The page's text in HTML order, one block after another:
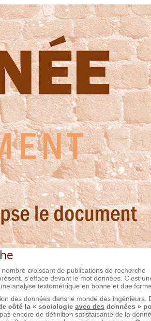
croissant de publications de recherche
s’efface devant le mot données. C’est
analyse textométrique en bonne et due forme.
des données dans le monde des ingénieurs.
côté la « sociologie avec des données »
pas encore de définition satisfaisante de la